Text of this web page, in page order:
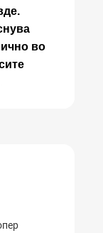
во